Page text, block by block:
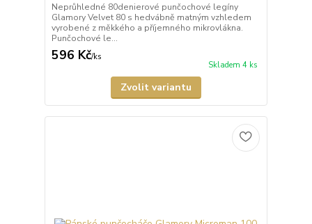
Neprůhledné 80denierové punčochové legíny
Glamory Velvet 80 s hedvábně matným vzhledem
vyrobené z měkkého a příjemného mikrovlákna.
Punčochové le...
596 Kč/ks
Skladem 4 ks
Zvolit variantu